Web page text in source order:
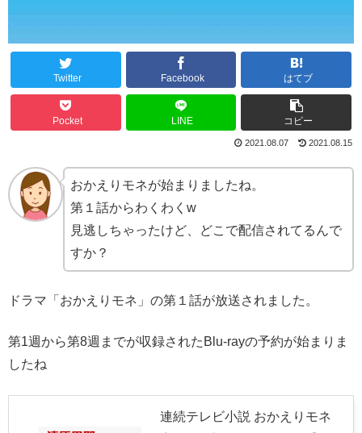
Twitter Facebook はてブ
Pocket LINE コピー
2021.08.15
2021.08.07
おかえりモネが始まりましたね。
第１話からわくわくw
見逃しちゃったけど、どこで配信されてるんで
すか？
ドラマ「おかえりモネ」の第１話が放送されました。
第1週から第8週までが収録されたBlu-rayの予約が始まりま
したね
連続テレビ小説 おかえりモネ